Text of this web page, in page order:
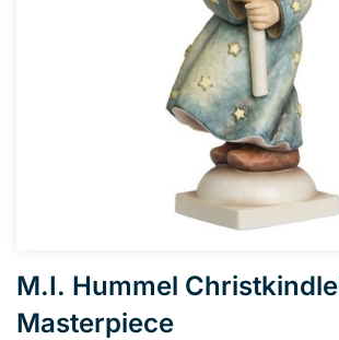
M.I. Hummel
Masterpiece